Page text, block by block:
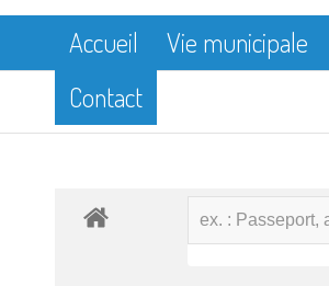
Accueil Vie municipale
Contact